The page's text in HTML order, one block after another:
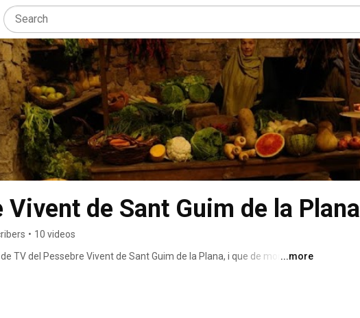
Vivent de Sant Guim de la Plana
• 10 videos
TV del Pessebre Vivent de Sant Guim de la Plana, i que de moment
...more